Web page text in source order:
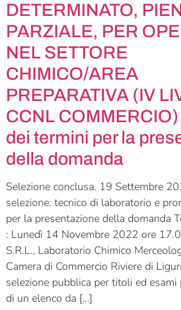
DETERMINATO,
PARZIALE, PER
NEL SETTORE
CHIMICO/AREA
PREPARATIVA (IV
CCNL
dei termini per la
della domanda
Selezione conclusa. 19 Settembre
selezione: tecnico di laboratorio e
per la presentazione della domanda
: Lunedì 14 Novembre 2022 ore
S.R.L., Laboratorio Chimico
Camera di Commercio Riviere di
selezione pubblica per titoli ed esami
di un elenco da […]